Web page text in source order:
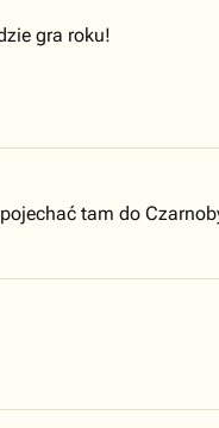
gra roku!
tam do